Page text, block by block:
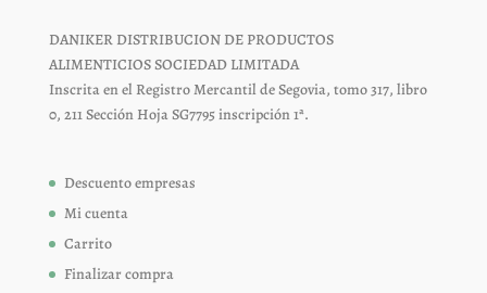
DANIKER DISTRIBUCION DE PRODUCTOS
ALIMENTICIOS SOCIEDAD LIMITADA
Inscrita en el Registro Mercantil de Segovia, tomo 317, libro
0, 211 Sección Hoja SG7795 inscripción 1ª.
Descuento empresas
Mi cuenta
Carrito
Finalizar compra